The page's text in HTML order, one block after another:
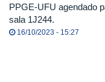
PPGE-UFU agendado
sala 1J244.
16/10/2023 - 15:27